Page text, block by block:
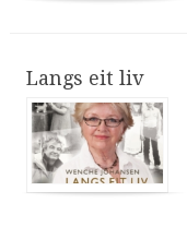
Langs eit liv